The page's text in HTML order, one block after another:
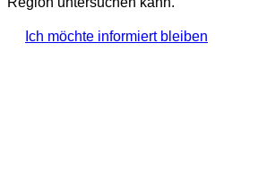
Ich möchte informiert bleiben